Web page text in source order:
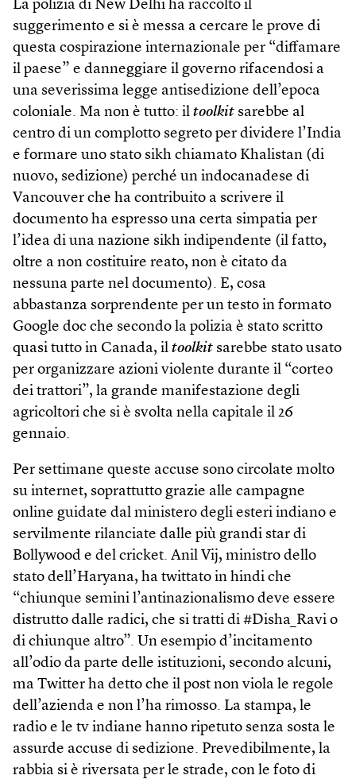
La polizia di New Delhi ha raccolto il
suggerimento e si è messa a cercare le prove di
questa cospirazione internazionale per “diffamare
il paese” e danneggiare il governo rifacendosi a
una severissima legge antisedizione dell’epoca
coloniale. Ma non è tutto: il toolkit sarebbe al
centro di un complotto segreto per dividere l’India
e formare uno stato sikh chiamato Khalistan (di
nuovo, sedizione) perché un indocanadese di
Vancouver che ha contribuito a scrivere il
documento ha espresso una certa simpatia per
l’idea di una nazione sikh indipendente (il fatto,
oltre a non costituire reato, non è citato da
nessuna parte nel documento). E, cosa
abbastanza sorprendente per un testo in formato
Goo­gle doc che secondo la polizia è stato scritto
quasi tutto in Canada, il toolkit sarebbe stato usato
per organizzare azioni violente durante il “corteo
dei trattori”, la grande manifestazione degli
agricoltori che si è svolta nella capitale il 26
gennaio.
Per settimane queste accuse sono circolate molto
su internet, soprattutto grazie alle campagne
online guidate dal ministero degli esteri indiano e
servilmente rilanciate dalle più grandi star di
Bollywood e del cricket. Anil Vij, ministro dello
stato dell’Haryana, ha twittato in hindi che
“chiunque semini l’antinazionalismo deve essere
distrutto dalle radici, che si tratti di #Disha_Ravi o
di chiunque altro”. Un esempio d’incitamento
all’odio da parte delle istituzioni, secondo alcuni,
ma Twitter ha detto che il post non viola le regole
dell’azienda e non l’ha rimosso. La stampa, le
radio e le tv indiane hanno ripetuto senza sosta le
assurde accuse di sedizione. Prevedibilmente, la
rabbia si è riversata per le strade, con le foto di